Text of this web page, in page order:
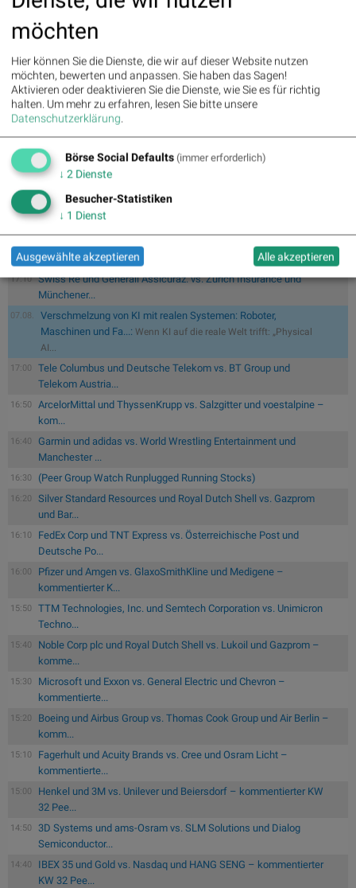
» Nachlese: 10 Vokabel, um Asta besser zu verstehen; Stella Langthaler
» PIR-News: Post, Kontron (Christine Petzwinkler)
» (Christian Drastil)
» Wiener Börse zu Mittag schwächer: Bajaj Mobility, FACC und Agrana
gesucht
» Börse-Inputs auf Spotify zu u.a. Jugend fragt Asta nach dem
Geschäftsmod...
09:55
wikifolio Champion per ..: Simon Weishar mit Szew
Grundinvestment
KW 3...
17:10
Swiss Re und Generali Assicuraz. vs. Zurich Insurance und
Münchener...
07.08.
Verschmelzung von KI mit realen Systemen: Roboter,
Maschinen und Fa...: Wenn KI auf die reale Welt trifft: „Physical
AI...
17:00
Tele Columbus und Deutsche Telekom vs. BT Group und
Telekom Austria...
16:50
ArcelorMittal und ThyssenKrupp vs. Salzgitter und voestalpine –
kom...
16:40
Garmin und adidas vs. World Wrestling Entertainment und
Manchester ...
16:30 (Peer Group Watch Runplugged Running Stocks)
16:20
Silver Standard Resources und Royal Dutch Shell vs. Gazprom
und Bar...
16:10
FedEx Corp und TNT Express vs. Österreichische Post und
Deutsche Po...
16:00
Pfizer und Amgen vs. GlaxoSmithKline und Medigene –
kommentierter K...
15:50
TTM Technologies, Inc. und Semtech Corporation vs. Unimicron
Techno...
15:40
Noble Corp plc und Royal Dutch Shell vs. Lukoil und Gazprom –
komme...
15:30
Microsoft und Exxon vs. General Electric und Chevron –
kommentierte...
15:20
Boeing und Airbus Group vs. Thomas Cook Group und Air Berlin –
komm...
15:10
Fagerhult und Acuity Brands vs. Cree und Osram Licht –
kommentierte...
15:00
Henkel und 3M vs. Unilever und Beiersdorf – kommentierter KW
32 Pee...
14:50
3D Systems und ams-Osram vs. SLM Solutions und Dialog
Semiconductor...
14:40
IBEX 35 und Gold vs. Nasdaq und HANG SENG – kommentierter
KW 32 Pee...
möchten
Hier können Sie die Dienste, die wir auf dieser Website nutzen
möchten, bewerten und anpassen. Sie haben das Sagen!
Aktivieren oder deaktivieren Sie die Dienste, wie Sie es für richtig
halten. Um mehr zu erfahren, lesen Sie bitte unsere
Datenschutzerklärung.
Börse Social Defaults (immer erforderlich)
↓ 2 Dienste
Besucher-Statistiken
↓ 1 Dienst
Ausgewählte akzeptieren Alle akzeptieren